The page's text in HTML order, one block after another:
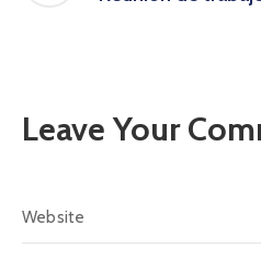
Leave Your